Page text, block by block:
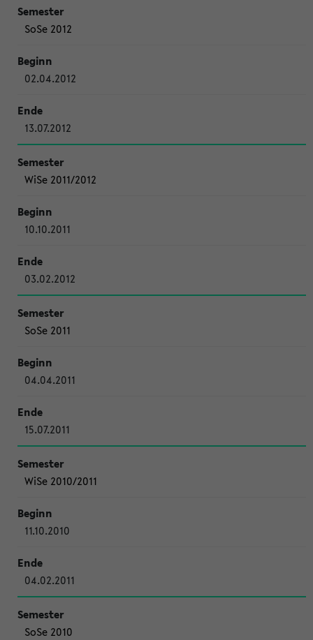
SoSe 2012
02.04.2012
13.07.2012
WiSe 2011/2012
10.10.2011
03.02.2012
SoSe 2011
04.04.2011
15.07.2011
WiSe 2010/2011
11.10.2010
04.02.2011
SoSe 2010